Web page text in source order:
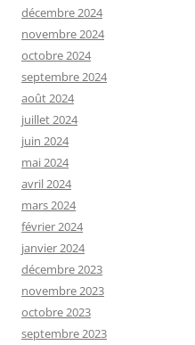
décembre 2024
novembre 2024
octobre 2024
septembre 2024
août 2024
juillet 2024
juin 2024
mai 2024
avril 2024
mars 2024
février 2024
janvier 2024
décembre 2023
novembre 2023
octobre 2023
septembre 2023